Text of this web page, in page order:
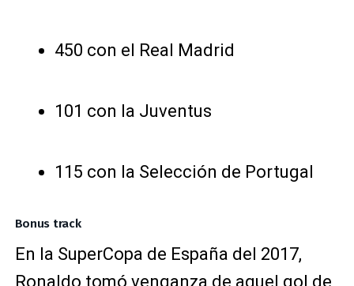
450 con el Real Madrid
101 con la Juventus
115 con la Selección de Portugal
Bonus track
En la SuperCopa de España del 2017,
Ronaldo tomó venganza de aquel gol de